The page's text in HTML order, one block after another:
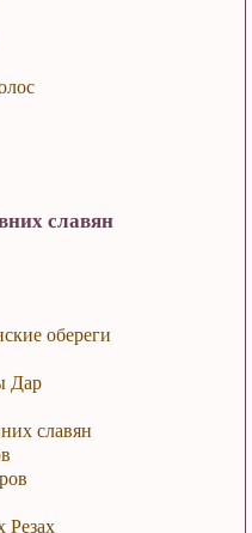
славян
обереги
Дар
славян
Резах